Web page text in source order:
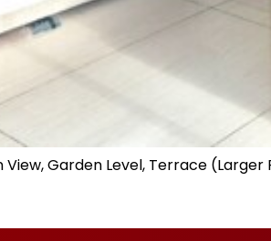
View, Garden Level, Terrace